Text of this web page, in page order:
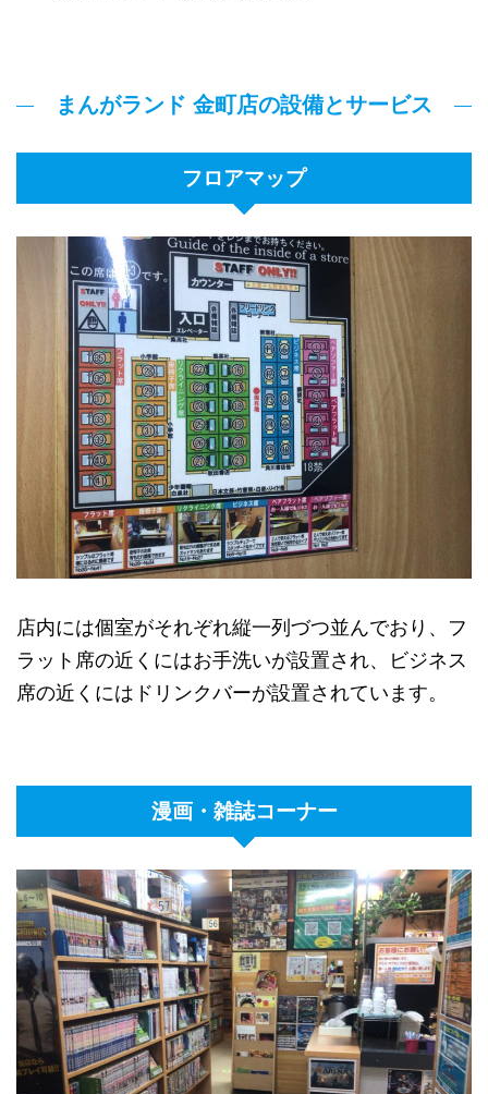
まんがランド 金町店の設備とサービス
フロアマップ
店内には個室がそれぞれ縦一列づつ並んでおり、フ
ラット席の近くにはお手洗いが設置され、ビジネス
席の近くにはドリンクバーが設置されています。
漫画・雑誌コーナー